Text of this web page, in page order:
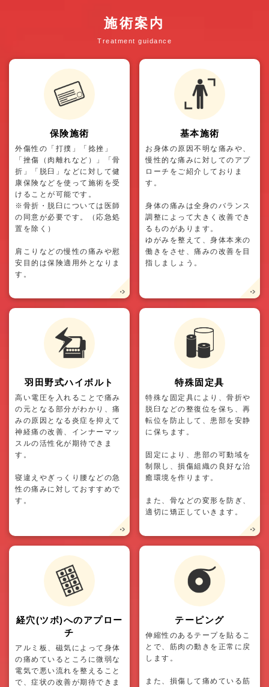
施術案内
Treatment guidance
保険施術
外傷性の「打撲」「捻挫」
「挫傷（肉離れなど）」「骨
折」「脱臼」などに対して健
康保険などを使って施術を受
けることが可能です。
※骨折・脱臼については医師
の同意が必要です。（応急処
置を除く）
肩こりなどの慢性の痛みや慰
安目的は保険適用外となりま
す。
基本施術
お身体の原因不明な痛みや、
慢性的な痛みに対してのアプ
ローチをご紹介しておりま
す。
身体の痛みは全身のバランス
調整によって大きく改善でき
るものがあります。
ゆがみを整えて、身体本来の
働きをさせ、痛みの改善を目
指しましょう。
羽田野式ハイボルト
高い電圧を入れることで痛み
の元となる部分がわかり、痛
みの原因となる炎症を抑えて
神経痛の改善、インナーマッ
スルの活性化が期待できま
す。
寝違えやぎっくり腰などの急
性の痛みに対しておすすめで
す。
特殊固定具
特殊な固定具により、骨折や
脱臼などの整復位を保ち、再
転位を防止して、患部を安静
に保ちます。
固定により、患部の可動域を
制限し、損傷組織の良好な治
癒環境を作ります。
また、骨などの変形を防ぎ、
適切に矯正していきます。
経穴(ツボ)へのアプロー
チ
アルミ板、磁気によって身体
の痛めているところに微弱な
電気で悪い流れを整えること
で、症状の改善が期待できま
テーピング
伸縮性のあるテープを貼るこ
とで、筋肉の動きを正常に戻
します。
また、損傷して痛めている筋